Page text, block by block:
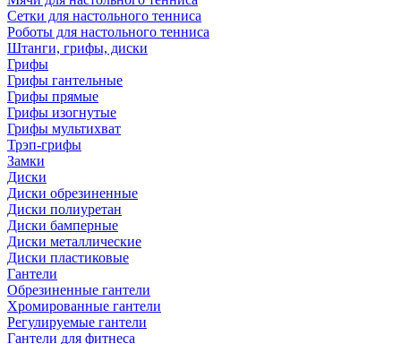
Сетки для настольного тенниса
Роботы для настольного тенниса
Штанги, грифы, диски
Грифы
Грифы гантельные
Грифы прямые
Грифы изогнутые
Грифы мультихват
Трэп-грифы
Замки
Диски
Диски обрезиненные
Диски полиуретан
Диски бамперные
Диски металлические
Диски пластиковые
Гантели
Обрезиненные гантели
Хромированные гантели
Регулируемые гантели
Гантели для фитнеса